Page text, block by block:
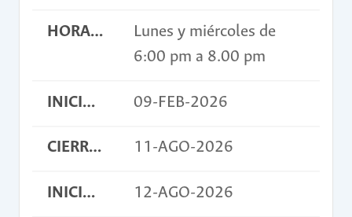
HORARIO
Lunes y miércoles de
6:00 pm a 8.00 pm
INICIO INSCRIPCIONES 09-FEB-2026
CIERRE INSCRIPCIONES 11-AGO-2026
INICIO ACTIVIDAD 12-AGO-2026